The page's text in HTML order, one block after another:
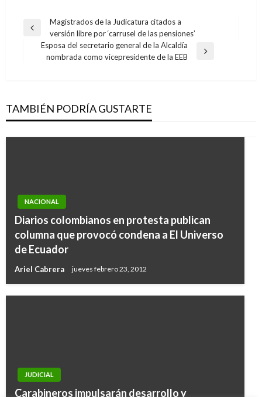
Navegación
entradas
Entrada
anterior
Magistrados de la Judicatura citados a
versión libre por ‘carrusel de las pensiones’
Entrada
Esposa del secretario general de la Alcaldía
nombrada como vicepresidente de la EEB
TAMBIÉN PODRÍA GUSTARTE
NACIONAL
Diarios colombianos en protesta publican
columna que provocó condena a El Universo
de Ecuador
Ariel Cabrera jueves febrero 23, 2012
JUDICIAL
Carabineros impulsarán desarrollo y
Queremos que los trabajadores colombianos
más vulnerables también tengan una